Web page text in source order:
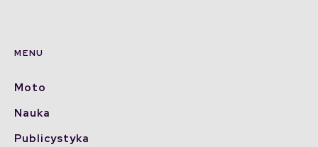
MENU
Moto
Nauka
Publicystyka